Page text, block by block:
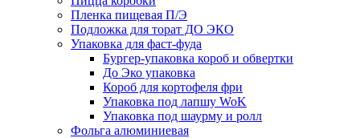
Пленка пищевая П/Э
Подложка для торат ДО ЭКО
Упаковка для фаст-фуда
Бургер-упаковка короб и обвертки
До Эко упаковка
Короб для кортофеля фри
Упаковка под лапшу WoK
Упаковка под шаурму и ролл
Фольга алюминиевая